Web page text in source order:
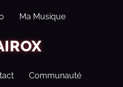
Ma Musique
Communauté